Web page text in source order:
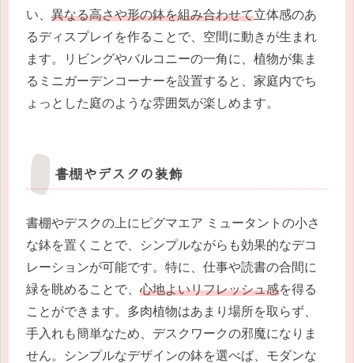
い、 異なる高さや形の鉢を組み合わせて立体感のあ
るディスプレイを作ることで、空間に動きが生まれ
ます。リビングやバルコニーの一角に、植物が集ま
るミニガーデンコーナーを設置すると、家庭内でち
ょっとした庭のような雰囲気が楽しめます。
書棚やデスクの装飾
書棚やデスクの上にピグマエア ミュータントの小さ
な鉢を置くことで、シンプルながらも効果的なデコ
レーションが可能です。特に、仕事や読書の合間に
緑を眺めることで、 心地よいリフレッシュ感を得る
ことができます。多肉植物はあまり場所を取らず、
手入れも簡単なため、デスクワークの邪魔になりま
せん。シンプルなデザインの鉢を選べば、モダンな